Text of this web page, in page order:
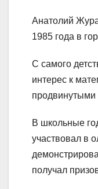
Анатолий
1985 года в
С самого
интерес к
продвинутыми
В школьные
участвовал в
получал